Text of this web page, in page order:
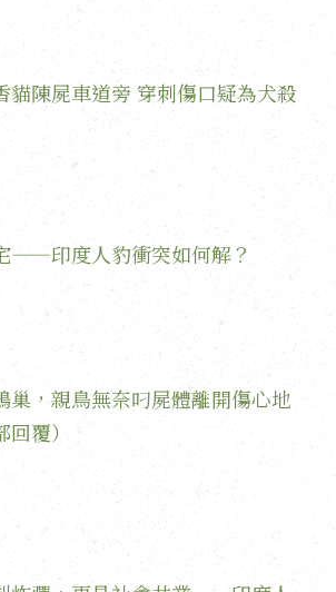
貓陳屍車道旁 穿刺傷口疑為犬殺
——印度人豹衝突如何解？
巢，親鳥無奈叼屍體離開傷心地
回覆）